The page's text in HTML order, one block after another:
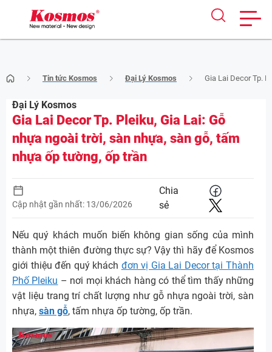
to
content
Tin tức Kosmos Đại Lý Kosmos Gia Lai Decor Tp.
Đại Lý Kosmos
Gia Lai Decor Tp. Pleiku, Gia Lai: Gỗ
nhựa ngoài trời, sàn nhựa, sàn gỗ, tấm
nhựa ốp tường, ốp trần
Cập nhật gần nhất: 13/06/2026
Chia
sẻ
Nếu quý khách muốn biến không gian sống của mình
thành một thiên đường thực sự? Vậy thì hãy để Kosmos
giới thiệu đến quý khách đơn vị Gia Lai Decor tại Thành
Phố Pleiku – nơi mọi khách hàng có thể tìm thấy những
vật liệu trang trí chất lượng như gỗ nhựa ngoài trời, sàn
nhựa, sàn gỗ, tấm nhựa ốp tường, ốp trần.